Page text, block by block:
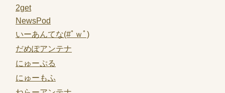
2get
NewsPod
いーあんてな(#ﾟｗﾟ)
だめぽアンテナ
にゅーぷる
にゅーもふ